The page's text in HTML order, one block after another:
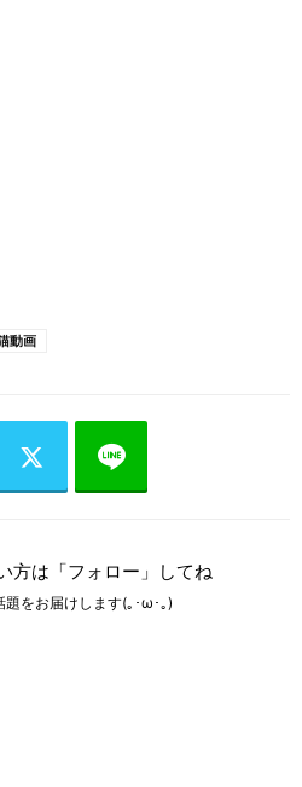
動画
方は「フォロー」してね
題をお届けします(｡･ω･｡)